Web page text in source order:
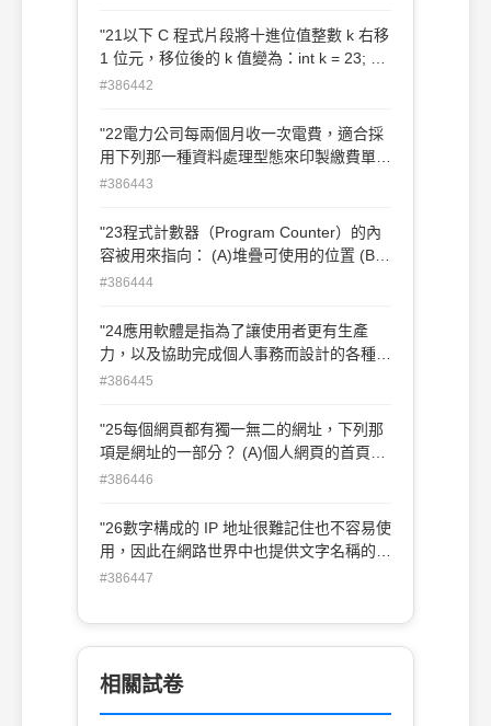
xxxx(n-1));}(A)120(B)60(C) 5(D)1"
"21以下 C 程式片段將十進位值整數 k 右移
1 位元，移位後的 k 值變為：int k = 23; k
#386442
"22電力公司每兩個月收一次電費，適合採
用下列那一種資料處理型態來印製繳費單？
(A)即時處理 (B)批次處理 (C)分散式處理
#386443
"23程式計數器（Program Counter）的內
容被用來指向： (A)堆疊可使用的位置 (B)
目前運算中運算子（Operand）的位置 (C)
（Fetch）之指令的位置"
#386444
"24應用軟體是指為了讓使用者更有生產
力，以及協助完成個人事務而設計的各種程
式。下列何者不是應用軟體的一種？
(C)PaPaGo 導航軟體 (D)Assembler"
#386445
"25每個網頁都有獨一無二的網址，下列那
項是網址的一部分？ (A)個人網頁的首頁
(B)個人的姓名 (C)個人的密碼 (D)個人的帳
#386446
"26數字構成的 IP 地址很難記住也不容易使
用，因此在網路世界中也提供文字名稱的服
務。下列那一種協定會將文字名稱轉換為
(D)POP3"
#386447
相關試卷